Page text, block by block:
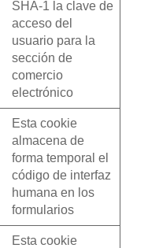
SHA-1 la clave de
acceso del
usuario para la
sección de
comercio
electrónico
Esta cookie
almacena de
forma temporal el
código de interfaz
humana en los
formularios
Esta cookie